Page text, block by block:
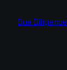
Due Diligence